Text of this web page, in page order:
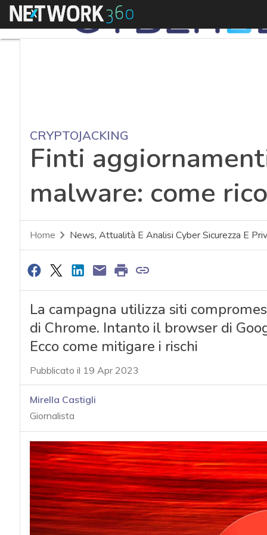
Menu
CRYPTOJACKING
Finti
malware: come
Home News, Attualità E Analisi Cyber Sicurezza E
La campagna utilizza siti
di Chrome. Intanto il browser di
Ecco come mitigare i rischi
Pubblicato il 19 Apr 2023
Mirella Castigli
Giornalista